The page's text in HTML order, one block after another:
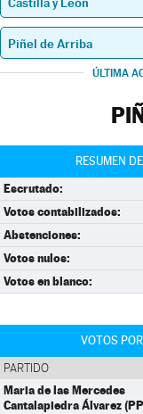
ÚLTIMA
RESUMEN
Escrutado:
Votos contabilizados:
Abstenciones:
Votos nulos:
Votos en blanco:
VOTOS
PARTIDO
Maria de las Mercedes
Cantalapiedra Álvarez